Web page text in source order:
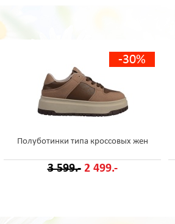
-30%
Полуботинки типа кроссовых жен
3 599.- 2 499.-